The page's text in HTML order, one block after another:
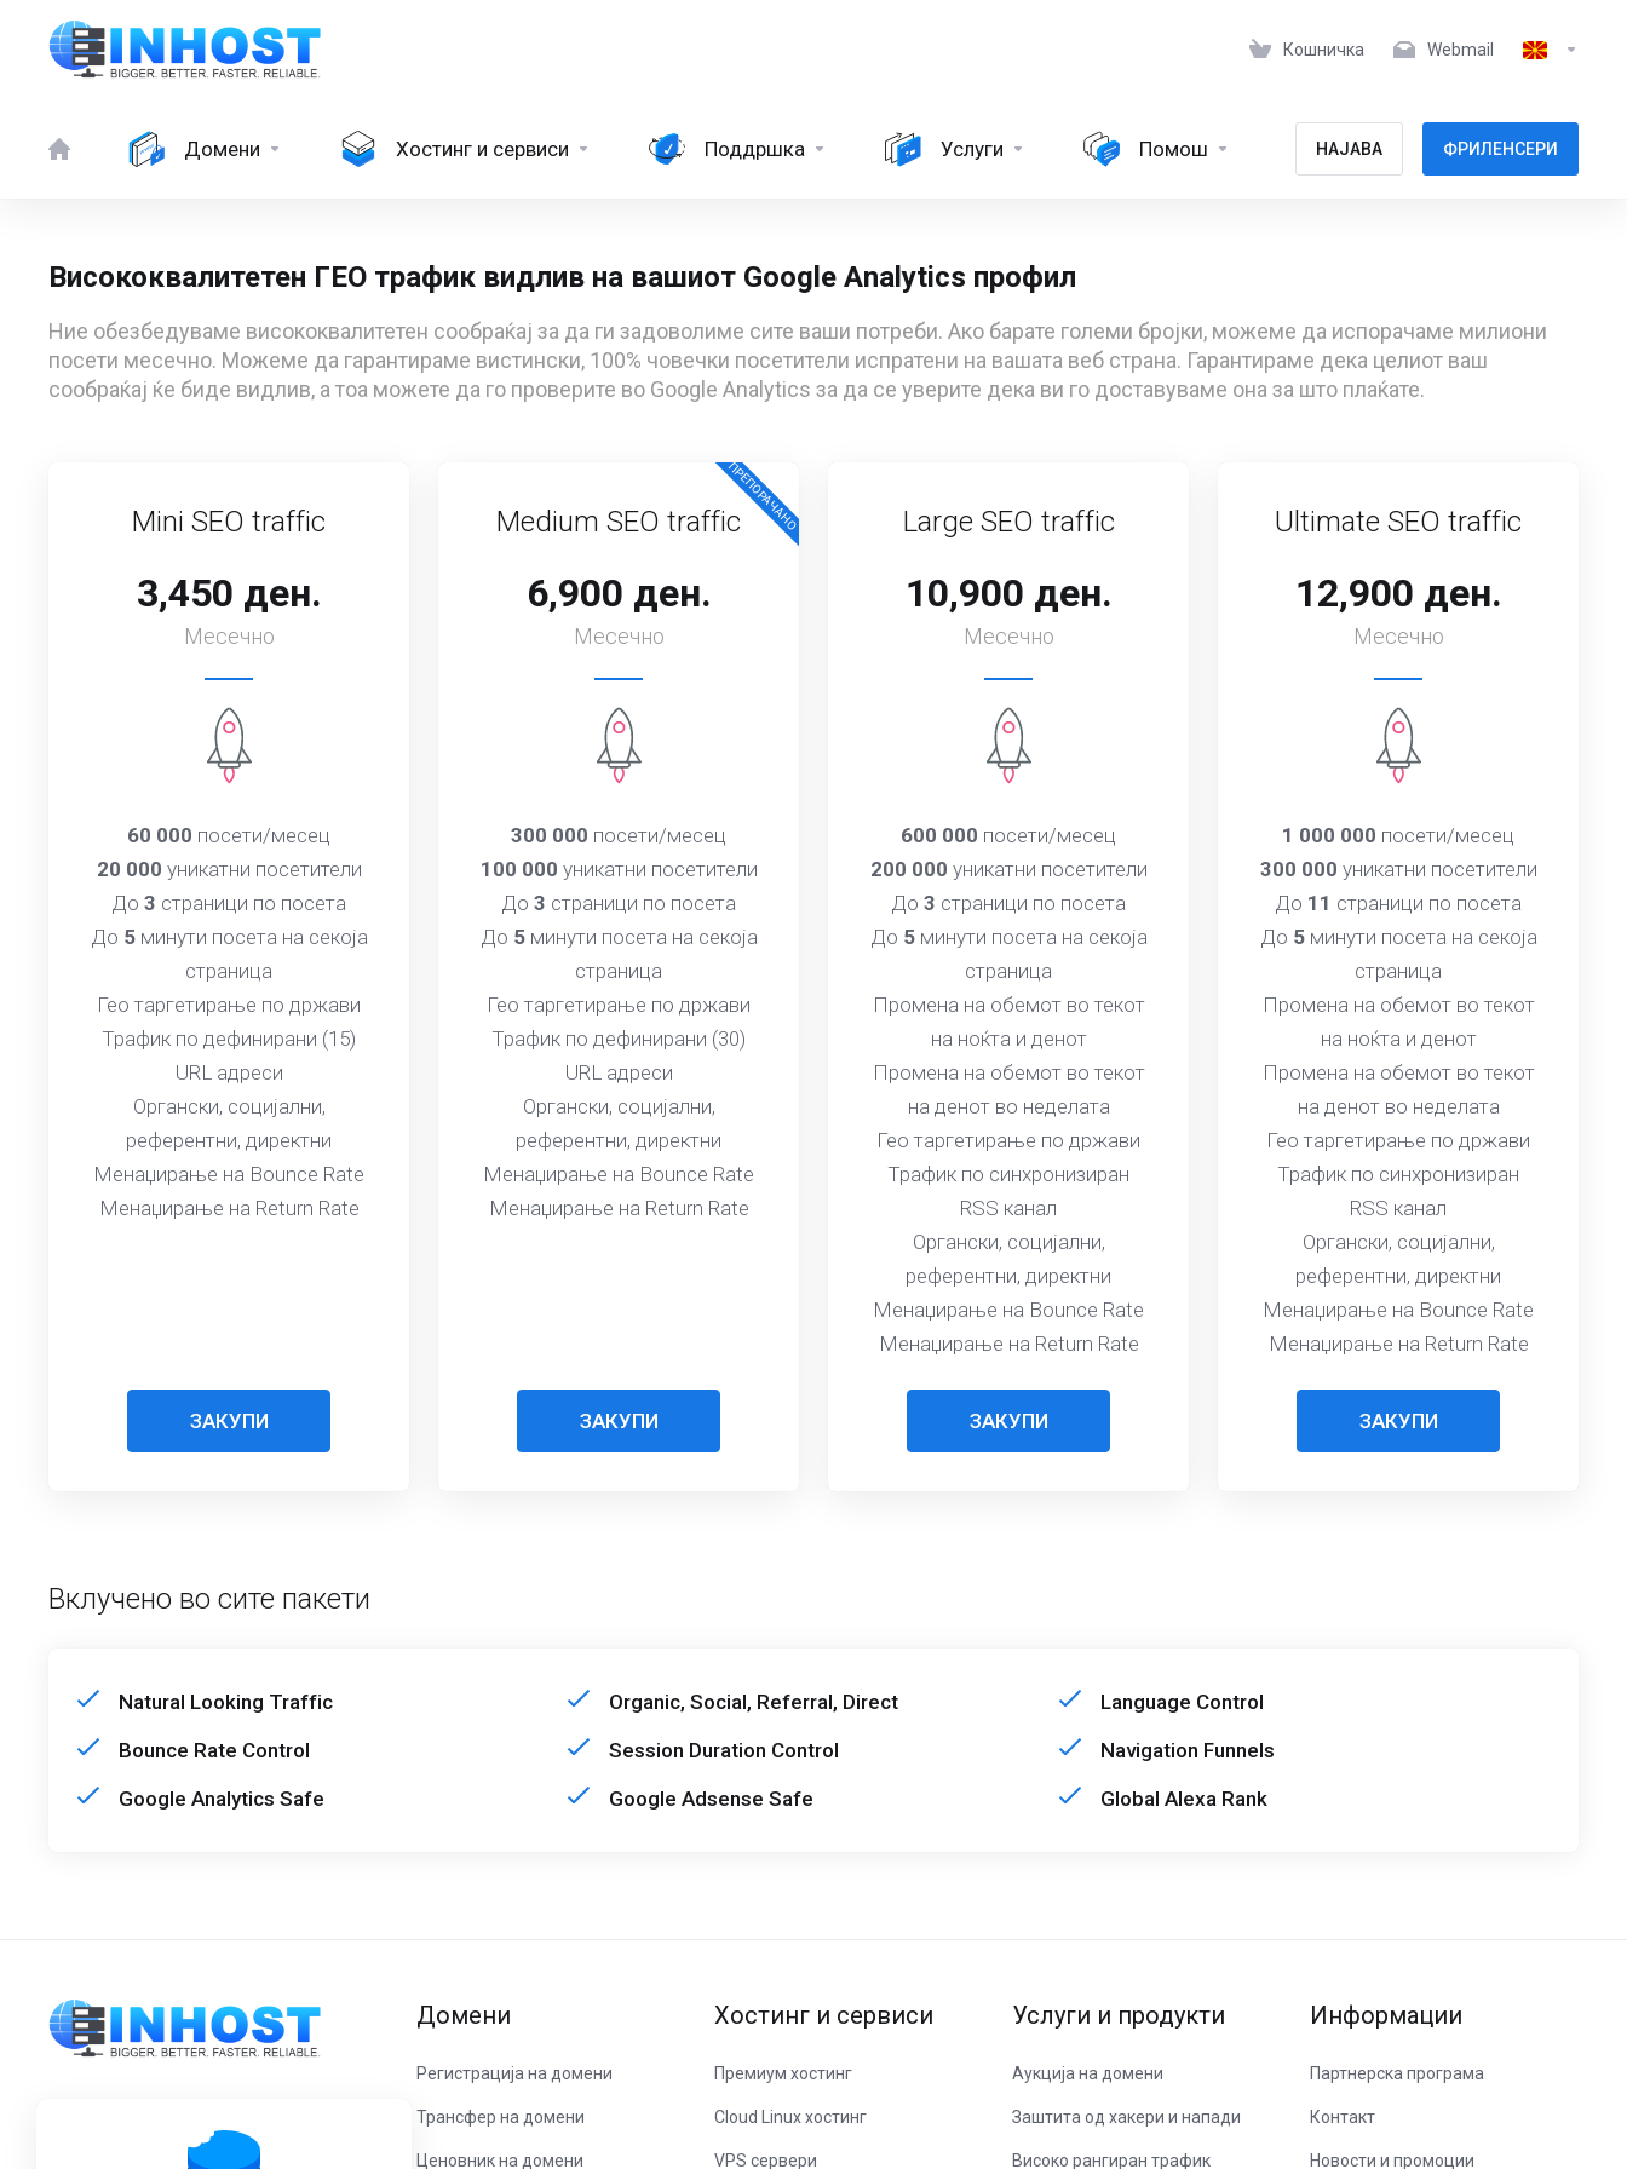
Кошничка Webmail
Домени Хостинг и сервиси Поддршка Услуги Помош НАЈАВА ФРИЛЕНСЕРИ
Висококвалитетен ГЕО трафик видлив на вашиот Google Analytics профил
Ние обезбедуваме висококвалитетен сообраќај за да ги задоволиме сите ваши потреби. Ако барате големи бројки, можеме да испорачаме милиони
посети месечно. Можеме да гарантираме вистински, 100% човечки посетители испратени на вашата веб страна. Гарантираме дека целиот ваш
сообраќај ќе биде видлив, а тоа можете да го проверите во Google Analytics за да се уверите дека ви го доставуваме она за што плаќате.
Mini SEO traffic
3,450 ден.
Месечно
60 000 посети/месец
20 000 уникатни посетители
До 3 страници по посета
До 5минути посета на секоја
страница
Гео таргетирање по држави
Трафик по дефинирани (15)
URL адреси
Органски, социјални,
референтни, директни
Менаџирање на Bounce Rate
Менаџирање на Return Rate
ЗАКУПИ
ПРЕПОРАЧАНО
Medium SEO traffic
6,900 ден.
Месечно
300 000 посети/месец
100 000 уникатни посетители
До 3 страници по посета
До 5минути посета на секоја
страница
Гео таргетирање по држави
Трафик по дефинирани (30)
URL адреси
Органски, социјални,
референтни, директни
Менаџирање на Bounce Rate
Менаџирање на Return Rate
ЗАКУПИ
Large SEO traffic
10,900 ден.
Месечно
600 000 посети/месец
200 000 уникатни посетители
До 3 страници по посета
До 5минути посета на секоја
страница
Промена на обемот во текот
на ноќта и денот
Промена на обемот во текот
на денот во неделата
Гео таргетирање по држави
Трафик по синхронизиран
RSS канал
Органски, социјални,
референтни, директни
Менаџирање на Bounce Rate
Менаџирање на Return Rate
ЗАКУПИ
Ultimate SEO traffic
12,900 ден.
Месечно
1 000 000 посети/месец
300 000 уникатни посетители
До 11 страници по посета
До 5минути посета на секоја
страница
Промена на обемот во текот
на ноќта и денот
Промена на обемот во текот
на денот во неделата
Гео таргетирање по држави
Трафик по синхронизиран
RSS канал
Органски, социјални,
референтни, директни
Менаџирање на Bounce Rate
Менаџирање на Return Rate
ЗАКУПИ
Вклучено во сите пакети
Natural Looking Traffic Organic, Social, Referral, Direct
Language Control
Bounce Rate Control
Session Duration Control
Navigation Funnels
Google Analytics Safe
Google Adsense Safe Global Alexa Rank
Домени
Регистрација на домени
Трансфер на домени
Ценовник на домени
Хостинг и сервиси
Премиум хостинг
Cloud Linux хостинг
VPS сервери
Услуги и продукти
Аукција на домени
Заштита од хакери и напади
Високо рангиран трафик
Информации
Партнерска програма
Контакт
Новости и промоции